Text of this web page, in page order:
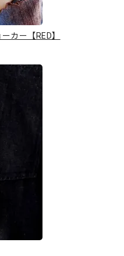
カー【RED】